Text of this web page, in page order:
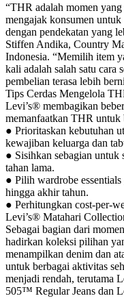
“THR adalah momen
mengajak konsumen
dengan pendekatan yang
Stiffen Andika, Country
Indonesia. “Memilih item
kali adalah salah satu cara
pembelian terasa lebih
Tips Cerdas Mengelola
Levi’s® membagikan
memanfaatkan THR untuk
● Prioritaskan kebutuhan
kewajiban keluarga dan
● Sisihkan sebagian
tahan lama.
● Pilih wardrobe
hingga akhir tahun.
● Perhitungkan cost-per-
Levi’s® Matahari
Sebagai bagian dari
hadirkan koleksi pilihan
menampilkan denim dan
untuk berbagai aktivitas
menjadi rendah, terutama
505™ Regular Jeans dan